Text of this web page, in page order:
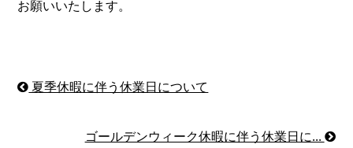
お願いいたします。
夏季休暇に伴う休業日について
ゴールデンウィーク休暇に伴う休業日に...